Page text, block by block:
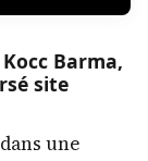
Barma,
site
une